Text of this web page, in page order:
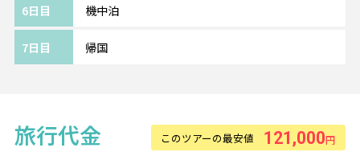
ク /La Mer Resort Phu Quoc》━━・・
6日目 機中泊
7日目 帰国
旅行代金 このツアーの最安値 121,000円